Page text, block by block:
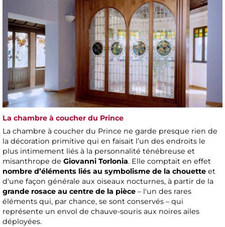
La chambre à coucher du Prince
La chambre à coucher du Prince ne garde presque rien de
la décoration primitive qui en faisait l’un des endroits le
plus intimement liés à la personnalité ténébreuse et
misanthrope de Giovanni Torlonia. Elle comptait en effet
nombre d’éléments liés au symbolisme de la chouette et
d'une façon générale aux oiseaux nocturnes, à partir de la
grande rosace au centre de la pièce – l'un des rares
éléments qui, par chance, se sont conservés – qui
représente un envol de chauve-souris aux noires ailes
déployées.